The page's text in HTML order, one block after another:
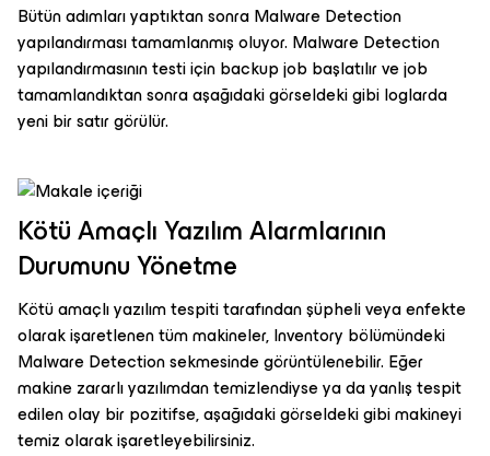
Bütün adımları yaptıktan sonra Malware Detection
yapılandırması tamamlanmış oluyor. Malware Detection
yapılandırmasının testi için backup job başlatılır ve job
tamamlandıktan sonra aşağıdaki görseldeki gibi loglarda
yeni bir satır görülür.
Kötü Amaçlı Yazılım Alarmlarının
Durumunu Yönetme
Kötü amaçlı yazılım tespiti tarafından şüpheli veya enfekte
olarak işaretlenen tüm makineler, Inventory bölümündeki
Malware Detection sekmesinde görüntülenebilir. Eğer
makine zararlı yazılımdan temizlendiyse ya da yanlış tespit
edilen olay bir pozitifse, aşağıdaki görseldeki gibi makineyi
temiz olarak işaretleyebilirsiniz.